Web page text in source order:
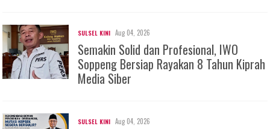
SULSEL KINI Aug 04, 2026
Semakin Solid dan Profesional, IWO
Soppeng Bersiap Rayakan 8 Tahun Kiprah
Media Siber
SULSEL KINI Aug 04, 2026